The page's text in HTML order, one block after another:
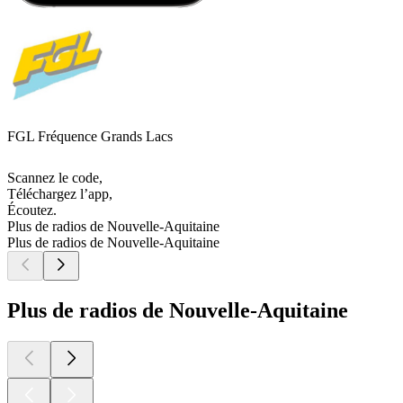
FGL Fréquence Grands Lacs
Scannez le code,
Téléchargez l’app,
Écoutez.
Plus de radios de Nouvelle-Aquitaine
Plus de radios de Nouvelle-Aquitaine
Plus de radios de Nouvelle-Aquitaine